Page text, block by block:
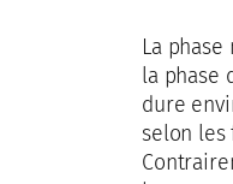
La
la phase
dure
selon les